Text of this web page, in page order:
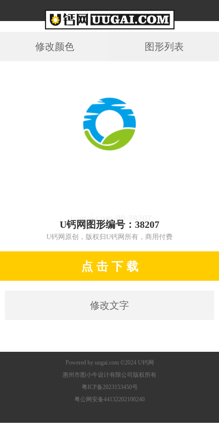
修改颜色 图形列表
U钙网图形编号：38207
U钙网原创，版权归U钙网所有，商用付费
点 击 下 载
修改文字
Powered by uugai.com©2024 U钙网
惠州市图小牛设计有限公司版权所有
粤ICP备2023153450号
粤公网安备44132202100240